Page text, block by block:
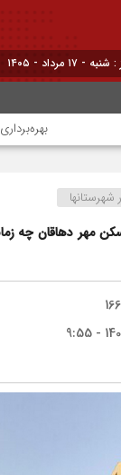
- ۱۷ مرداد - ۱۴۰۵
بهره‌برداری
شهرستانها
مهر دهاقان چه